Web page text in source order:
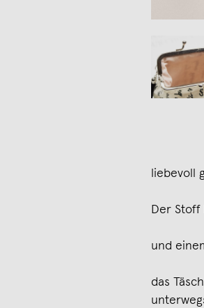
liebevoll
Der Stoff
und
das